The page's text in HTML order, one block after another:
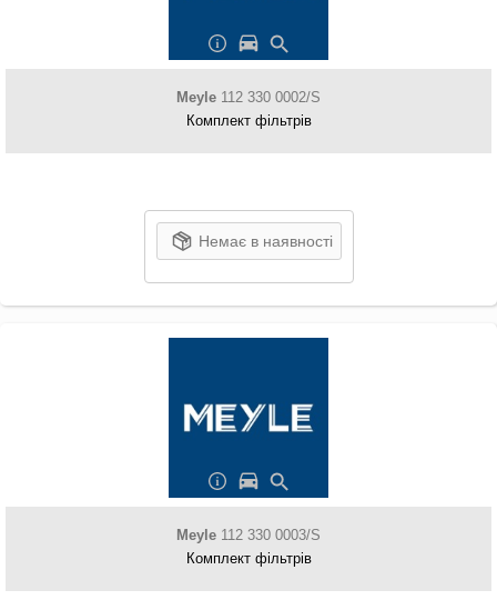
Meyle 112 330 0002/S
Комплект фільтрів
Немає в наявності
Meyle 112 330 0003/S
Комплект фільтрів